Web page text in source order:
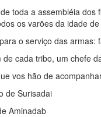
toda a assembléia
os varões da idade
o serviço das
cada tribo, um chefe
vos hão de
de Surisadai
Aminadab